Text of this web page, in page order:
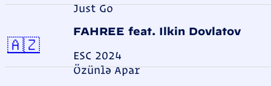
Just Go
FAHREE feat. Ilkin Dovlatov
ESC 2024
Özünlə Apar
🇦🇿Aserbaidschan